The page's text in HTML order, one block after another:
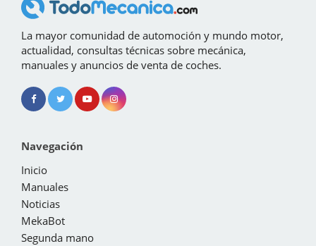
La mayor comunidad de automoción y mundo motor,
actualidad, consultas técnicas sobre mecánica,
manuales y anuncios de venta de coches.
Navegación
Inicio
Manuales
Noticias
MekaBot
Segunda mano